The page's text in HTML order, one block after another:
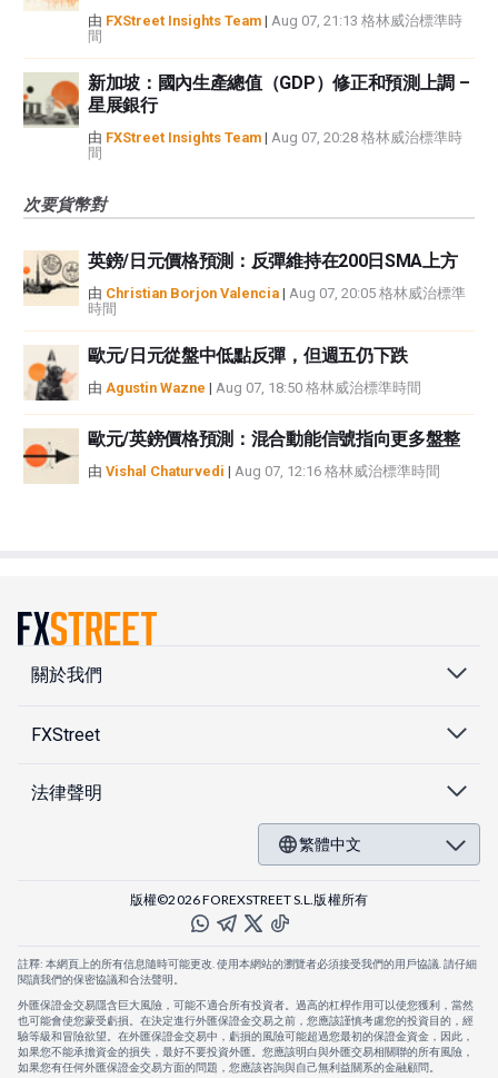
由 FXStreet Insights Team | Aug 07, 21:13 格林威治標準時
間
新加坡：國內生產總值（GDP）修正和預測上調 –
星展銀行
由 FXStreet Insights Team | Aug 07, 20:28 格林威治標準時
間
次要貨幣對
英鎊/日元價格預測：反彈維持在200日SMA上方
由 Christian Borjon Valencia | Aug 07, 20:05 格林威治標準
時間
歐元/日元從盤中低點反彈，但週五仍下跌
由 Agustin Wazne | Aug 07, 18:50 格林威治標準時間
歐元/英鎊價格預測：混合動能信號指向更多盤整
由 Vishal Chaturvedi | Aug 07, 12:16 格林威治標準時間
關於我們
FXStreet
法律聲明
繁體中文
版權©2026 FOREXSTREET S.L.版權所有
註釋: 本網頁上的所有信息隨時可能更改. 使用本網站的瀏覽者必須接受我們的用戶協議. 請仔細
閱讀我們的保密協議和合法聲明。
外匯保證金交易隱含巨大風險，可能不適合所有投資者。過高的杠桿作用可以使您獲利，當然
也可能會使您蒙受虧損。在決定進行外匯保證金交易之前，您應該謹慎考慮您的投資目的，經
驗等級和冒險欲望。在外匯保證金交易中，虧損的風險可能超過您最初的保證金資金，因此，
如果您不能承擔資金的損失，最好不要投資外匯。您應該明白與外匯交易相關聯的所有風險，
如果您有任何外匯保證金交易方面的問題，您應該咨詢與自己無利益關系的金融顧問。